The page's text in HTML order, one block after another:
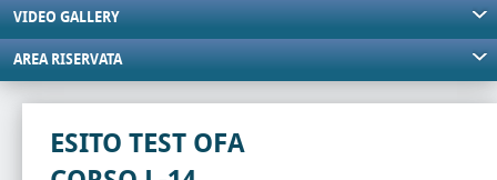
VIDEO GALLERY
AREA RISERVATA
ESITO TEST OFA